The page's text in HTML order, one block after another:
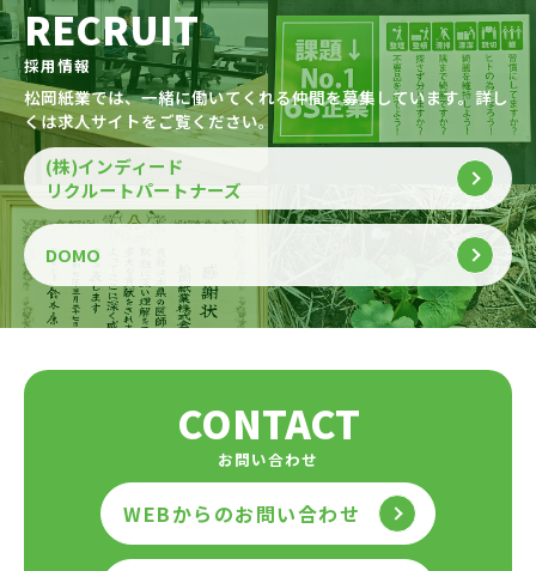
RECRUIT
採用情報
松岡紙業では、一緒に働いてくれる仲間を募集しています。詳し
くは求人サイトをご覧ください。
(株)インディード
リクルートパートナーズ
DOMO
CONTACT
お問い合わせ
WEBからのお問い合わせ